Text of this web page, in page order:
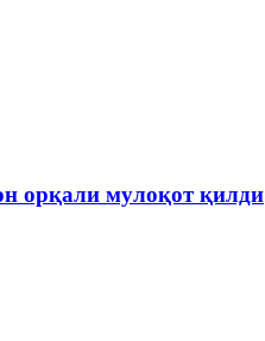
орқали мулоқот қилди